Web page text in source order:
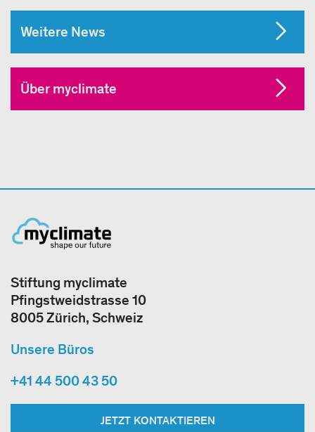
Weitere News
Über myclimate
Stiftung myclimate
Pfingstweidstrasse 10
8005 Zürich, Schweiz
Unsere Büros
+41 44 500 43 50
JETZT KONTAKTIEREN